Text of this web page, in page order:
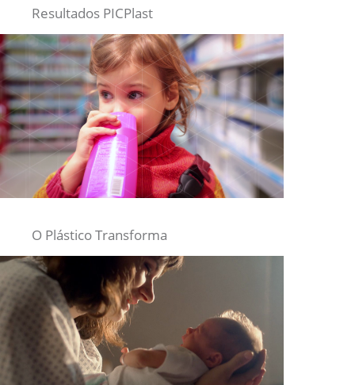
Resultados PICPlast
O Plástico Transforma